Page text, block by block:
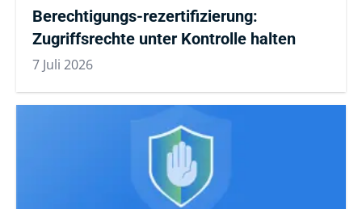
Berechtigungs-rezertifizierung:
Zugriffsrechte unter Kontrolle halten
7 Juli 2026